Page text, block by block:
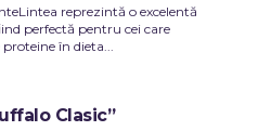
reprezintă o excelentă
perfectă pentru cei care
în dieta...
Clasic”